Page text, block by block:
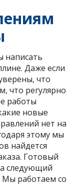
написать
Даже если
что
что регулярно
работы
новые
нет на
этому мы
найдется
Готовый
следующий
Мы работаем со